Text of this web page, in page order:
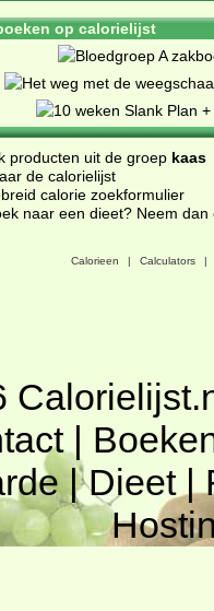
op calorielijst
producten uit de groep kaas
de calorielijst
calorie zoekformulier
naar een dieet? Neem
Calorieen | Calculators |
|
|Dieet|